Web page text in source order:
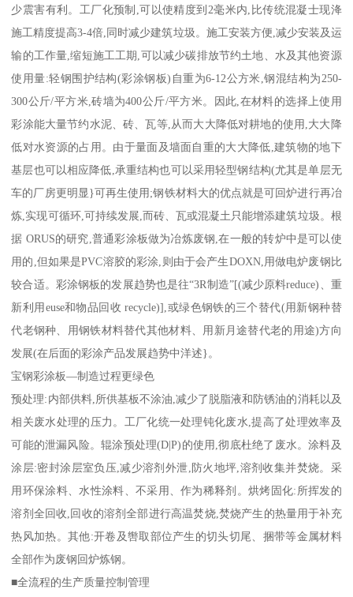
少震害有利。工厂化预制,可以使精度到2毫米内,比传统混凝士现洚
施工精度提高3-4倍,同时减少建筑垃圾。施工安装方便,减少安装及运
输的工作量,缩短施工工期,可以减少碳排放节约土地、水及其他资源
使用量:轻钢围护结构(彩涂钢板)自重为6-12公方米,钢混结构为250-
300公斤/平方米,砖墙为400公斤/平方米。因此,在材料的选择上使用
彩涂能大量节约水泥、砖、瓦等,从而大大降低对耕地的使用,大大降
低对水资源的占用。由于量面及墙面自重的大大降低,建筑物的地下
基层也可以相应降低,承重结构也可以采用轻型钢结构(尤其是单层无
车的厂房更明显}可再生使用;钢铁材料大的优点就是可回炉进行再冶
炼,实现可循环,可持续发展,而砖、瓦或混凝土只能增添建筑垃圾。根
据 ORUS的研究,普通彩涂板做为冶炼废钢,在一般的转炉中是可以使
用的,但如果是PVC溶胶的彩涂,则由于会产生DOXN,用做电炉废钢比
较合适。彩涂钢板的发展趋势也是往“3R制造”[(减少原料reduce)、重
新利用euse和物品回收 recycle)],或绿色钢铁的三个替代(用新钢种替
代老钢种、用钢铁材料替代其他材料、用新月途替代老的用途)方向
发展(在后面的彩涂产品发展趋势中洋述}。
宝钢彩涂板—制造过程更绿色
预处理:内部供料,所供基板不涂油,减少了脱脂液和防锈油的消耗以及
相关废水处理的压力。工厂化统一处理钝化废水,提高了处理效率及
可能的泄漏风险。辊涂预处理(D|P)的使用,彻底杜绝了废水。涂料及
涂层:密封涂层室负压,减少溶剂外泄,防火地坪,溶剂收集并焚烧。采
用环保涂料、水性涂料、不采用、作为稀释剂。烘烤固化:所挥发的
溶剂全回收,回收的溶剂全部进行高温焚烧,焚烧产生的热量用于补充
热风加热。其他:开卷及辔取部位产生的切头切尾、捆带等金属材料
全部作为废钢回炉炼钢。
■全流程的生产质量控制管理